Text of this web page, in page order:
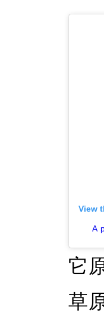
View
A
它
草